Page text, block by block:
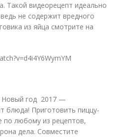
Такой видеорецепт идеально
не содержит вредного
из яйца смотрите на
Новый год 2017 —
блюда! Приготовить пиццу-
по любому из рецептов,
дела. Совместите